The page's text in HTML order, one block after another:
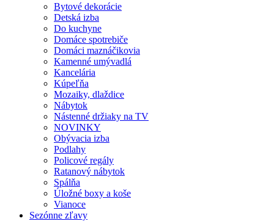
Bytové dekorácie
Detská izba
Do kuchyne
Domáce spotrebiče
Domáci maznáčikovia
Kamenné umývadlá
Kancelária
Kúpeľňa
Mozaiky, dlaždice
Nábytok
Nástenné držiaky na TV
NOVINKY
Obývacia izba
Podlahy
Policové regály
Ratanový nábytok
Spálňa
Úložné boxy a koše
Vianoce
Sezónne zľavy